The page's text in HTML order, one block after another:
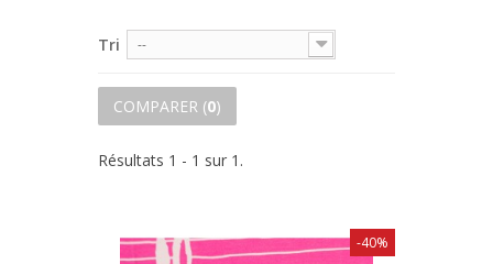
Tri --
COMPARER (0)
Résultats 1 - 1 sur 1.
-40%